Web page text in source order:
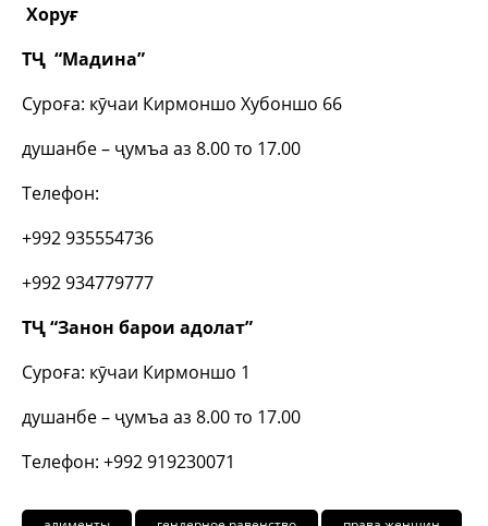
Хоруғ
ТҶ “Мадина”
Суроға: кӯчаи Кирмоншо Хубоншо 66
душанбе – ҷумъа аз 8.00 то 17.00
Телефон:
+992 935554736
+992 934779777
ТҶ “Занон барои адолат”
Суроға: кӯчаи Кирмоншо 1
душанбе – ҷумъа аз 8.00 то 17.00
Телефон: +992 919230071